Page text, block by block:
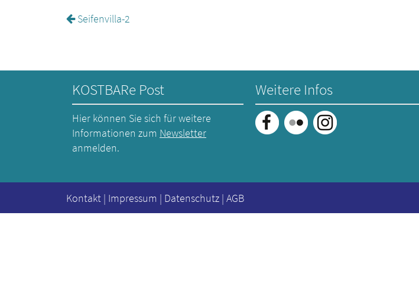
Seifenvilla-2
KOSTBARe Post
Hier können Sie sich für weitere
Informationen zum Newsletter
anmelden.
Weitere Infos
Kontakt | Impressum | Datenschutz | AGB